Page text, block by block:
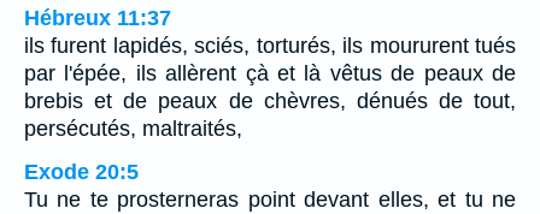
Hébreux 11:37
ils furent lapidés, sciés, torturés, ils moururent tués
par l'épée, ils allèrent çà et là vêtus de peaux de
brebis et de peaux de chèvres, dénués de tout,
persécutés, maltraités,
Exode 20:5
Tu ne te prosterneras point devant elles, et tu ne